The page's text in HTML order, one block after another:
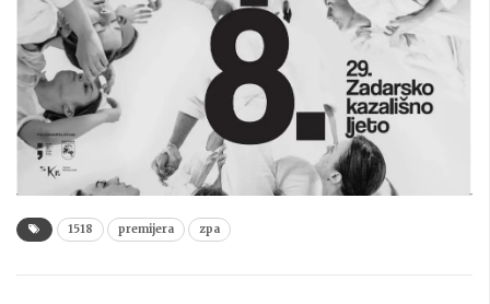
1518 premijera zpa